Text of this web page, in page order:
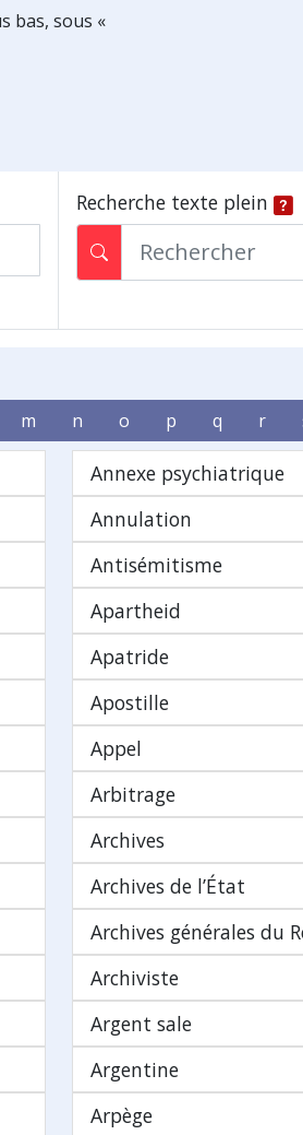
bas, sous «
Recherche texte plein
m n o p q r
Annexe psychiatrique
Annulation
Antisémitisme
Apartheid
Apatride
Apostille
Appel
Arbitrage
Archives
Archives de l’État
Archives générales du
Archiviste
Argent sale
Argentine
Arpège